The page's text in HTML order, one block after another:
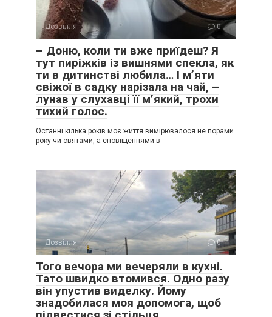
Дозвілля 0
– Доню, коли ти вже приїдеш? Я
тут пиріжків із вишнями спекла, як
ти в дитинстві любила… І м’яти
свіжої в садку нарізала на чай, –
лунав у слухавці її м’який, трохи
тихий голос.
Останні кілька років моє життя вимірювалося не порами
року чи святами, а сповіщеннями в
Дозвілля 0
Того вечора ми вечеряли в кухні.
Тато швидко втомився. Одно разу
він упустив виделку. Йому
знадобилася моя допомога, щоб